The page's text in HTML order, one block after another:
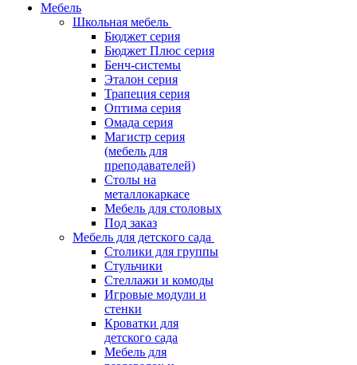
Мебель
Школьная мебель
Бюджет серия
Бюджет Плюс серия
Бенч-системы
Эталон серия
Трапеция серия
Оптима серия
Омада серия
Магистр серия
(мебель для
преподавателей)
Столы на
металлокаркасе
Мебель для столовых
Под заказ
Мебель для детского сада
Столики для группы
Стульчики
Стеллажи и комоды
Игровые модули и
стенки
Кроватки для
детского сада
Мебель для